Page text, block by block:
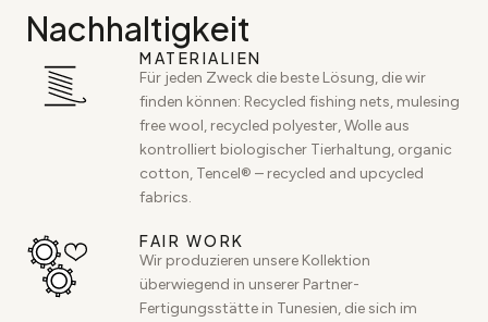
Nachhaltigkeit
MATERIALIEN
Für jeden Zweck die beste Lösung, die wir
finden können: Recycled fishing nets, mulesing
free wool, recycled polyester, Wolle aus
kontrolliert biologischer Tierhaltung, organic
cotton, Tencel® – recycled and upcycled
fabrics.
FAIR WORK
Wir produzieren unsere Kollektion
überwiegend in unserer Partner-
Fertigungsstätte in Tunesien, die sich im